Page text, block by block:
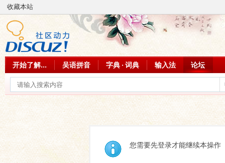
收藏本站
开始了解... 吴语拼音 字典 · 词典 输入法 论坛
您需要先登录才能继续本操作